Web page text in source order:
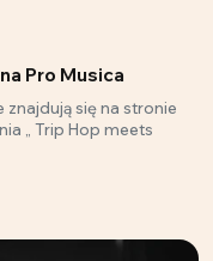
Pro Musica
się na stronie
„ Trip Hop meets